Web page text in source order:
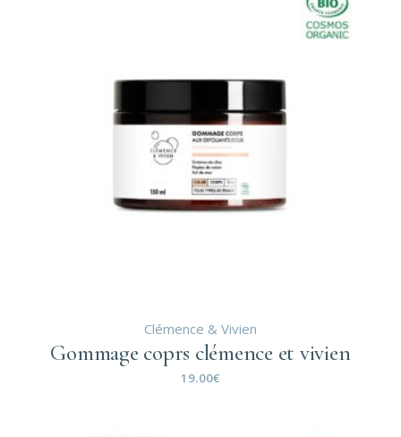
Clémence & Vivien
Gommage coprs clémence et vivien
19.00€